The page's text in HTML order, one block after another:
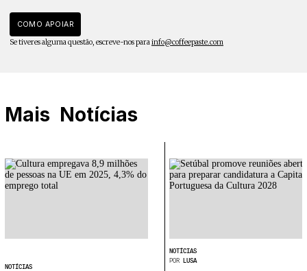
COMO APOIAR
Se tiveres alguma questão, escreve-nos parainfo@coffeepaste.com
Mais Notícias
NOTÍCIAS
NOTÍCIAS
POR LUSA